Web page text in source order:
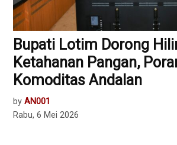
Bupati Lotim Dorong
Ketahanan Pangan,
Komoditas Andalan
by AN001
Rabu, 6 Mei 2026